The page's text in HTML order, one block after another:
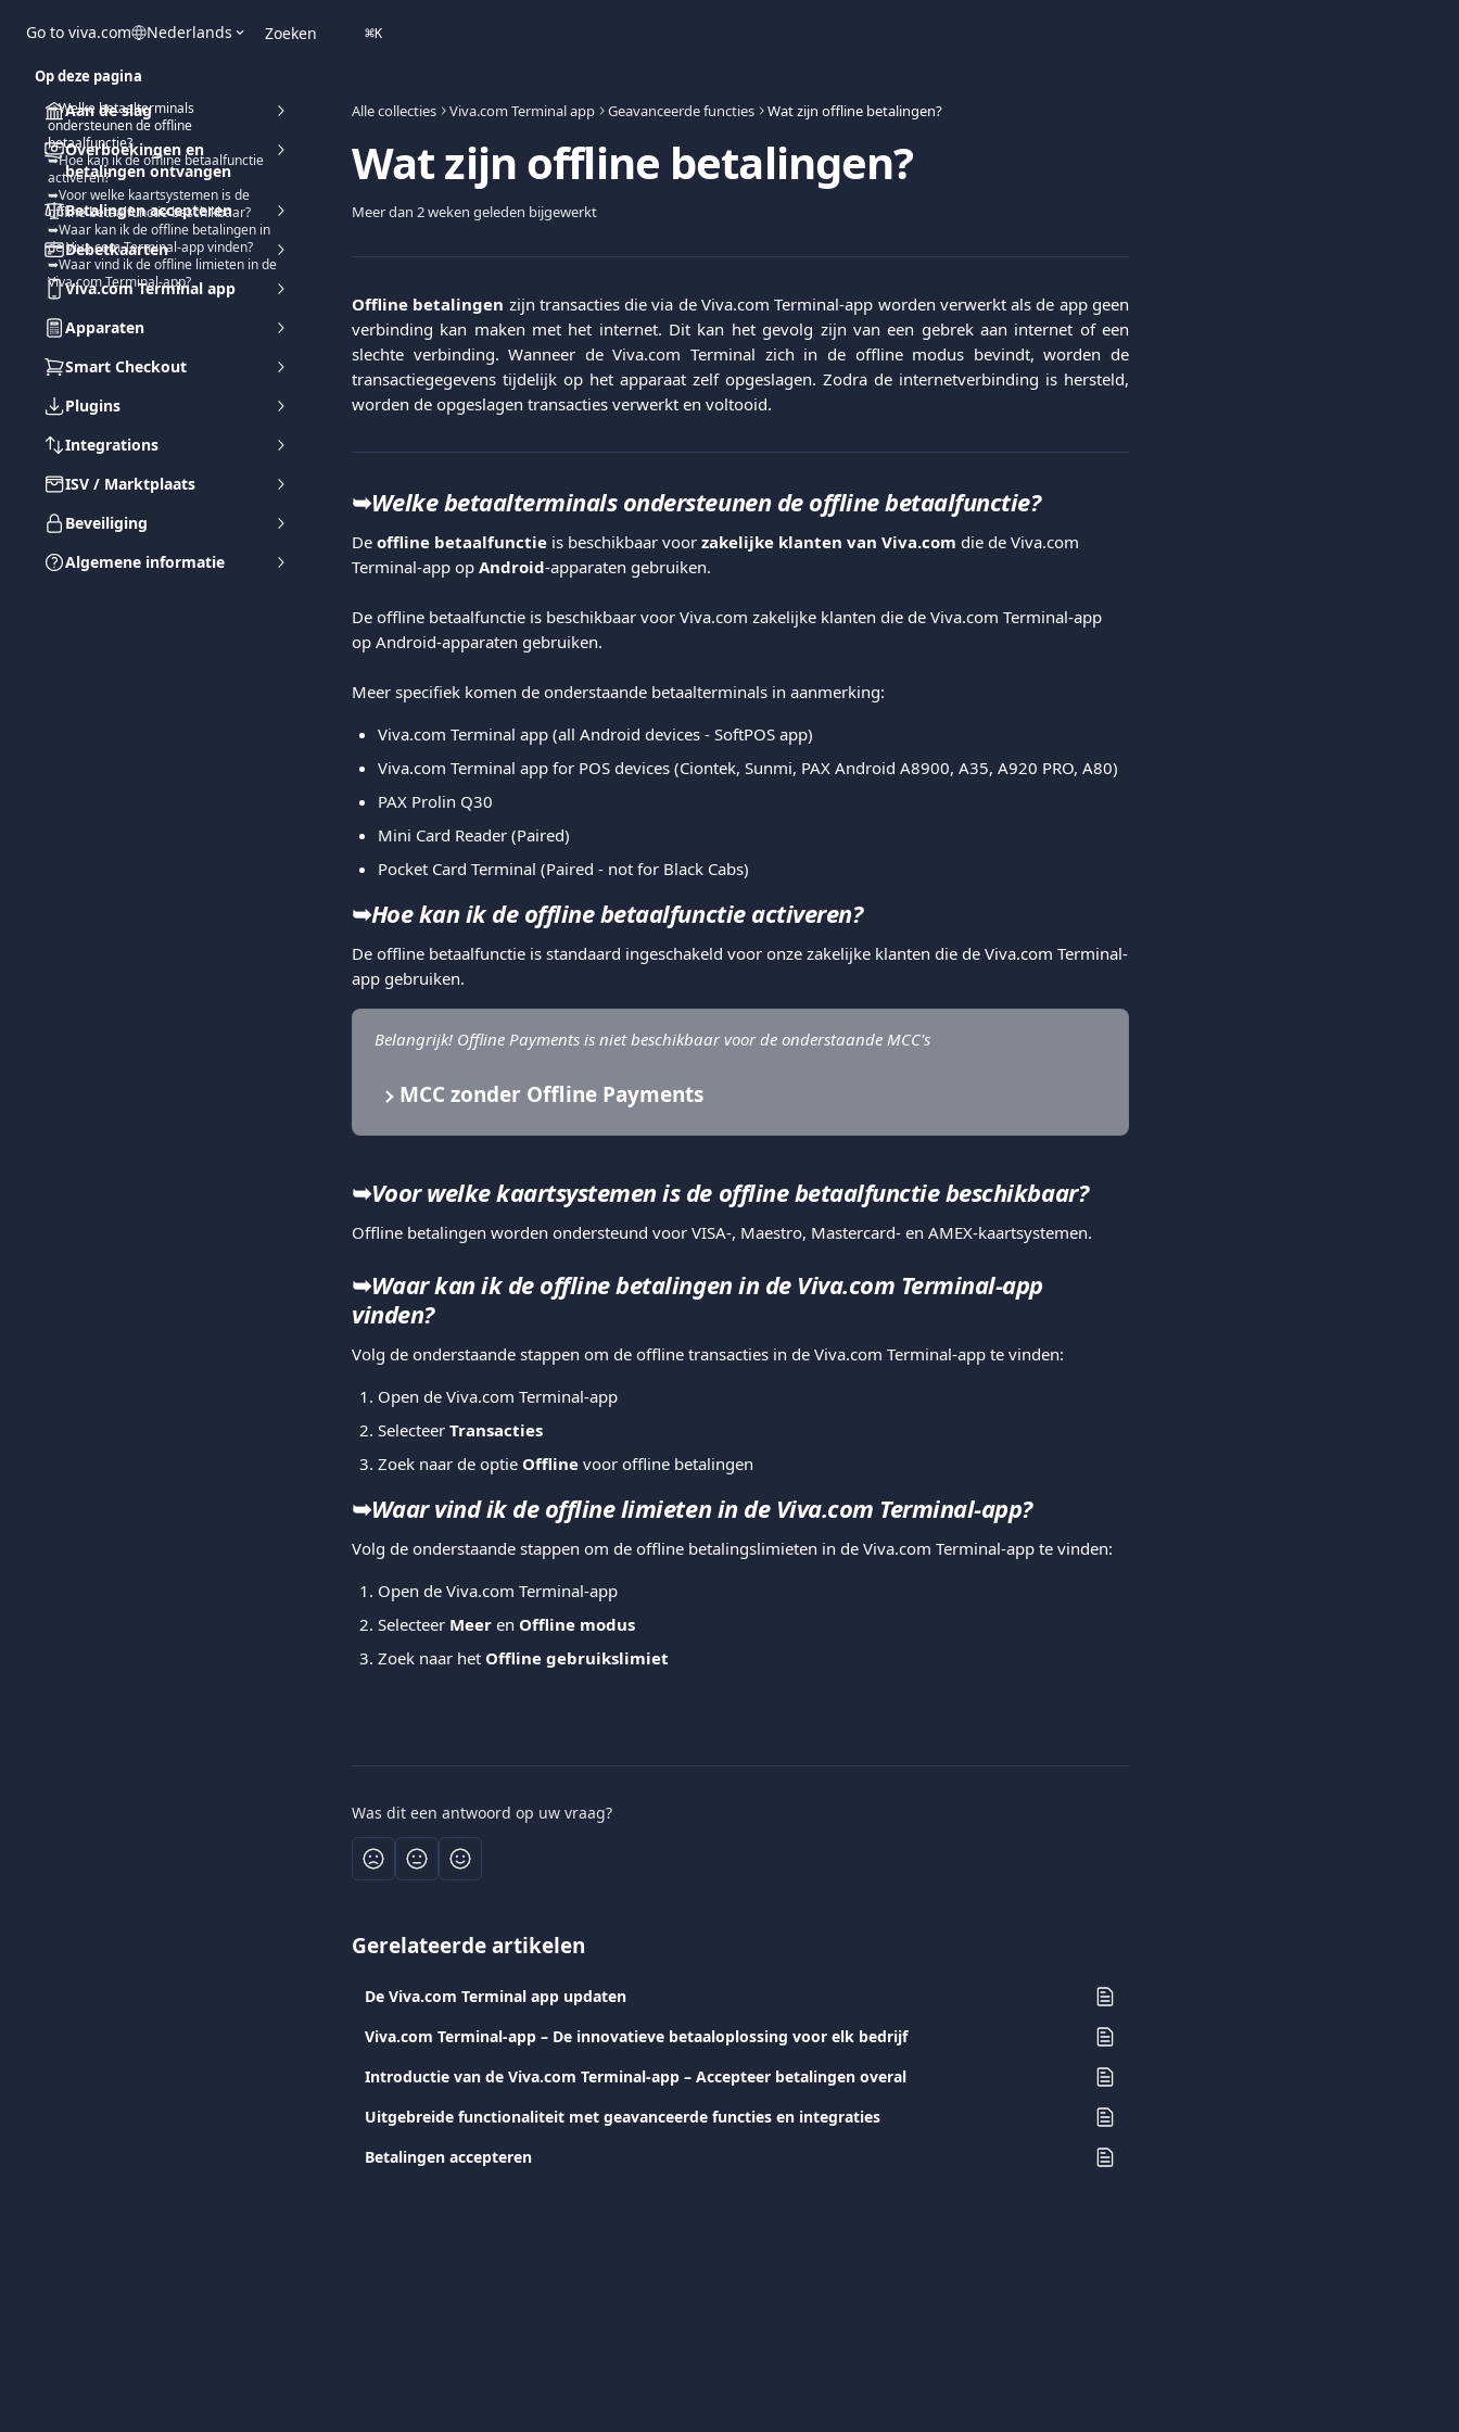
Go to viva.com Nederlands Zoeken ⌘K
Aan de slag
Overboekingen en
betalingen ontvangen
Betalingen accepteren
Debetkaarten
Viva.com Terminal app
Apparaten
Smart Checkout
Plugins
Integrations
ISV / Marktplaats
Beveiliging
Algemene informatie
Alle collecties Viva.com Terminal app Geavanceerde functies Wat zijn offline betalingen?
Wat zijn offline betalingen?
Meer dan 2 weken geleden bijgewerkt
Offline betalingen zijn transacties die via de Viva.com Terminal-app worden verwerkt als de app geen
verbinding kan maken met het internet. Dit kan het gevolg zijn van een gebrek aan internet of een
slechte verbinding. Wanneer de Viva.com Terminal zich in de offline modus bevindt, worden de
transactiegegevens tijdelijk op het apparaat zelf opgeslagen. Zodra de internetverbinding is hersteld,
worden de opgeslagen transacties verwerkt en voltooid.
➥Welke betaalterminals ondersteunen de offline betaalfunctie?
De offline betaalfunctie is beschikbaar voor zakelijke klanten van Viva.com die de Viva.com
Terminal-app op Android-apparaten gebruiken.
De offline betaalfunctie is beschikbaar voor Viva.com zakelijke klanten die de Viva.com Terminal-app
op Android-apparaten gebruiken.
Meer specifiek komen de onderstaande betaalterminals in aanmerking:
Viva.com Terminal app (all Android devices - SoftPOS app)
Viva.com Terminal app for POS devices (Ciontek, Sunmi, PAX Android A8900, A35, A920 PRO, A80)
PAX Prolin Q30
Mini Card Reader (Paired)
Pocket Card Terminal (Paired - not for Black Cabs)
➥Hoe kan ik de offline betaalfunctie activeren?
De offline betaalfunctie is standaard ingeschakeld voor onze zakelijke klanten die de Viva.com Terminal-
app gebruiken.
Belangrijk! Offline Payments is niet beschikbaar voor de onderstaande MCC's
MCC zonder Offline Payments
➥Voor welke kaartsystemen is de offline betaalfunctie beschikbaar?
Offline betalingen worden ondersteund voor VISA-, Maestro, Mastercard- en AMEX-kaartsystemen.
➥Waar kan ik de offline betalingen in de Viva.com Terminal-app
vinden?
Volg de onderstaande stappen om de offline transacties in de Viva.com Terminal-app te vinden:
Open de Viva.com Terminal-app
Selecteer Transacties
Zoek naar de optie Offline voor offline betalingen
➥Waar vind ik de offline limieten in de Viva.com Terminal-app?
Volg de onderstaande stappen om de offline betalingslimieten in de Viva.com Terminal-app te vinden:
Open de Viva.com Terminal-app
Selecteer Meer en Offline modus
Zoek naar het Offline gebruikslimiet
Was dit een antwoord op uw vraag?
Gerelateerde artikelen
De Viva.com Terminal app updaten
Viva.com Terminal-app – De innovatieve betaaloplossing voor elk bedrijf
Introductie van de Viva.com Terminal-app – Accepteer betalingen overal
Uitgebreide functionaliteit met geavanceerde functies en integraties
Betalingen accepteren
Op deze pagina
➥Welke betaalterminals
ondersteunen de offline
betaalfunctie?
➥Hoe kan ik de offline betaalfunctie
activeren?
➥Voor welke kaartsystemen is de
offline betaalfunctie beschikbaar?
➥Waar kan ik de offline betalingen in
de Viva.com Terminal-app vinden?
➥Waar vind ik de offline limieten in de
Viva.com Terminal-app?